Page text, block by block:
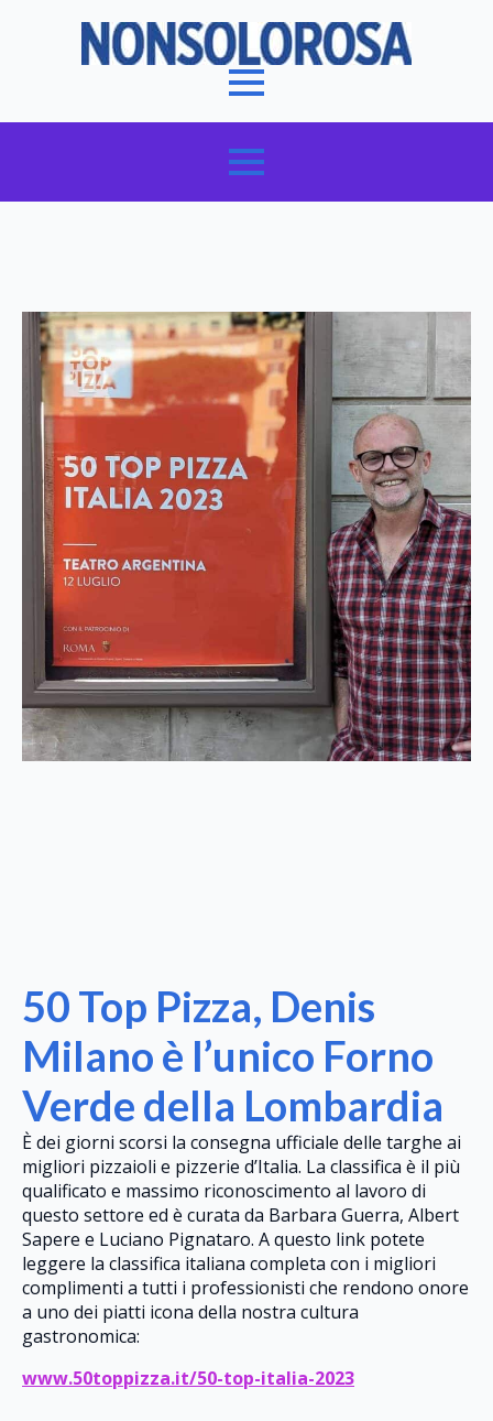
50 Top Pizza, Denis
Milano è l’unico Forno
Verde della Lombardia
È dei giorni scorsi la consegna ufficiale delle targhe ai
migliori pizzaioli e pizzerie d’Italia. La classifica è il più
qualificato e massimo riconoscimento al lavoro di
questo settore ed è curata da Barbara Guerra, Albert
Sapere e Luciano Pignataro. A questo link potete
leggere la classifica italiana completa con i migliori
complimenti a tutti i professionisti che rendono onore
a uno dei piatti icona della nostra cultura
gastronomica:
www.50toppizza.it/50-top-italia-2023